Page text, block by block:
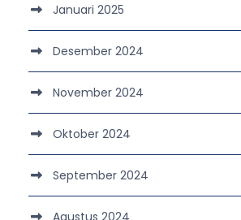
Januari 2025
Desember 2024
November 2024
Oktober 2024
September 2024
Agustus 2024